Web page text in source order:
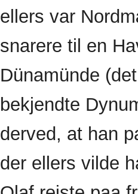
ellers var
snarere til en
Dünamünde
bekjendte
derved, at han
der ellers vilde